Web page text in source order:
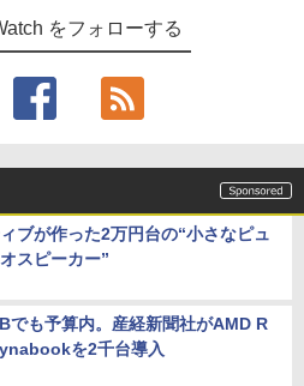
をフォローする
ブが作った2万円台の“小さなピュ
スピーカー”
でも予算内。産経新聞社がAMD R
を2千台導入